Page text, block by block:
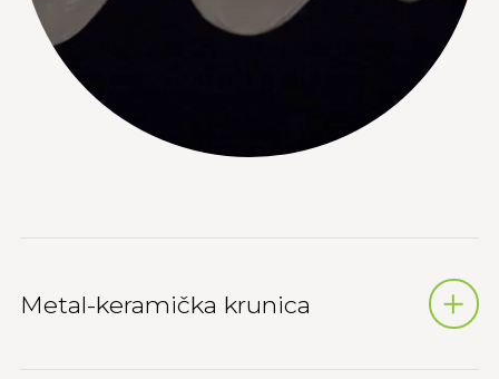
Metal-keramička krunica